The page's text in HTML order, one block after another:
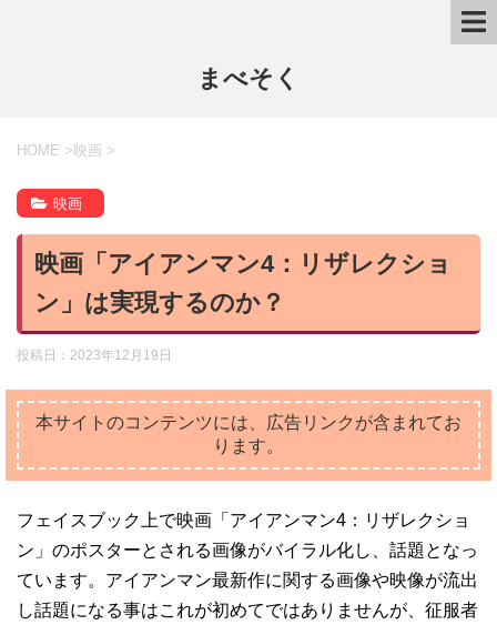
まべそく
HOME > 映画 >
映画
映画「アイアンマン4：リザレクショ
ン」は実現するのか？
投稿日： 2023年12月19日
本サイトのコンテンツには、広告リンクが含まれてお
ります。
フェイスブック上で映画「アイアンマン4：リザレクショ
ン」のポスターとされる画像がバイラル化し、話題となっ
ています。アイアンマン最新作に関する画像や映像が流出
し話題になる事はこれが初めてではありませんが、征服者